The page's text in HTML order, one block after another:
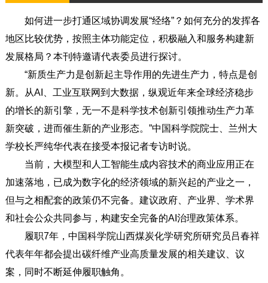
如何进一步打通区域协调发展“经络”？如何充分的发挥各
地区比较优势，按照主体功能定位，积极融入和服务构建新
发展格局？本刊特邀请代表委员进行探讨。
“新质生产力是创新起主导作用的先进生产力，特点是创
新。从AI、工业互联网到大数据，纵观近年来全球经济稳步
的增长的新引擎，无一不是科学技术创新引领推动生产力革
新突破，进而催生新的产业形态。”中国科学院院士、兰州大
学校长严纯华代表在接受本报记者专访时说。
当前，大模型和人工智能生成内容技术的商业应用正在
加速落地，已成为数字化的经济领域的新兴起的产业之一，
但与之相配套的政策仍不完备。建议政府、产业界、学术界
和社会公众共同参与，构建安全完备的AI治理政策体系。
履职7年，中国科学院山西煤炭化学研究所研究员吕春祥
代表年年都会提出碳纤维产业高质量发展的相关建议、议
案，同时不断延伸履职触角。